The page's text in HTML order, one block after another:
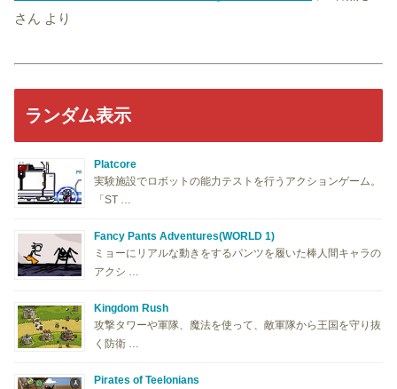
さん より
ランダム表示
Platcore
実験施設でロボットの能力テストを行うアクションゲーム。
「ST …
Fancy Pants Adventures(WORLD 1)
ミョーにリアルな動きをするパンツを履いた棒人間キャラの
アクシ …
Kingdom Rush
攻撃タワーや軍隊、魔法を使って、敵軍隊から王国を守り抜
く防衛 …
Pirates of Teelonians